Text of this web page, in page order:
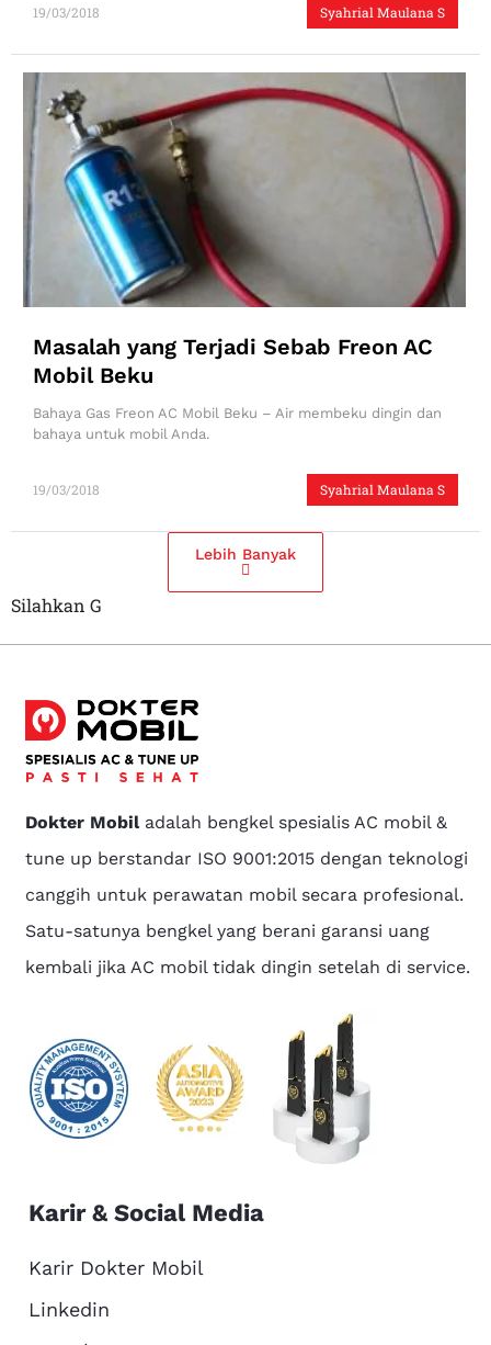
Syahrial Maulana S
19/03/2018
Masalah yang Terjadi Sebab Freon AC
Mobil Beku
Syahrial Maulana S
19/03/2018
Bahaya Gas Freon AC Mobil Beku – Air membeku dingin dan
bahaya untuk mobil Anda.
Lebih Banyak
Silahkan G
Dokter Mobiladalah bengkel spesialis AC mobil &
tune up berstandar ISO 9001:2015 dengan teknologi
canggih untuk perawatan mobil secara profesional.
Satu-satunya bengkel yang berani garansi uang
kembali jika AC mobil tidak dingin setelah di service.
Karir & Social Media
Karir Dokter Mobil
Linkedin